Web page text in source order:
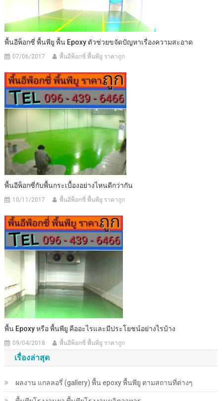
พื้นอีพ็อกซี่ พื้นพียู พื้น Epoxy ตัวช่วยขจัดปัญหาเรื่องความสะอาด
07/06/2017 พื้นอีพ็อกซี่ พื้นพียู ราคาถูก
พื้นอีพ็อกซี่กับพื้นกระเบื้องอย่างไหนดีกว่ากัน
10/11/2017 พื้นอีพ็อกซี่ พื้นพียู ราคาถูก
พื้น Epoxy หรือ พื้นพียู คืออะไรและมีประโยชน์อย่างไรบ้าง
09/04/2018 พื้นอีพ็อกซี่ พื้นพียู ราคาถูก
เรื่องล่าสุด
ผลงาน แกลลอรี่ (gallery) พื้น epoxy พื้นพียู ตามสถานที่ต่างๆ